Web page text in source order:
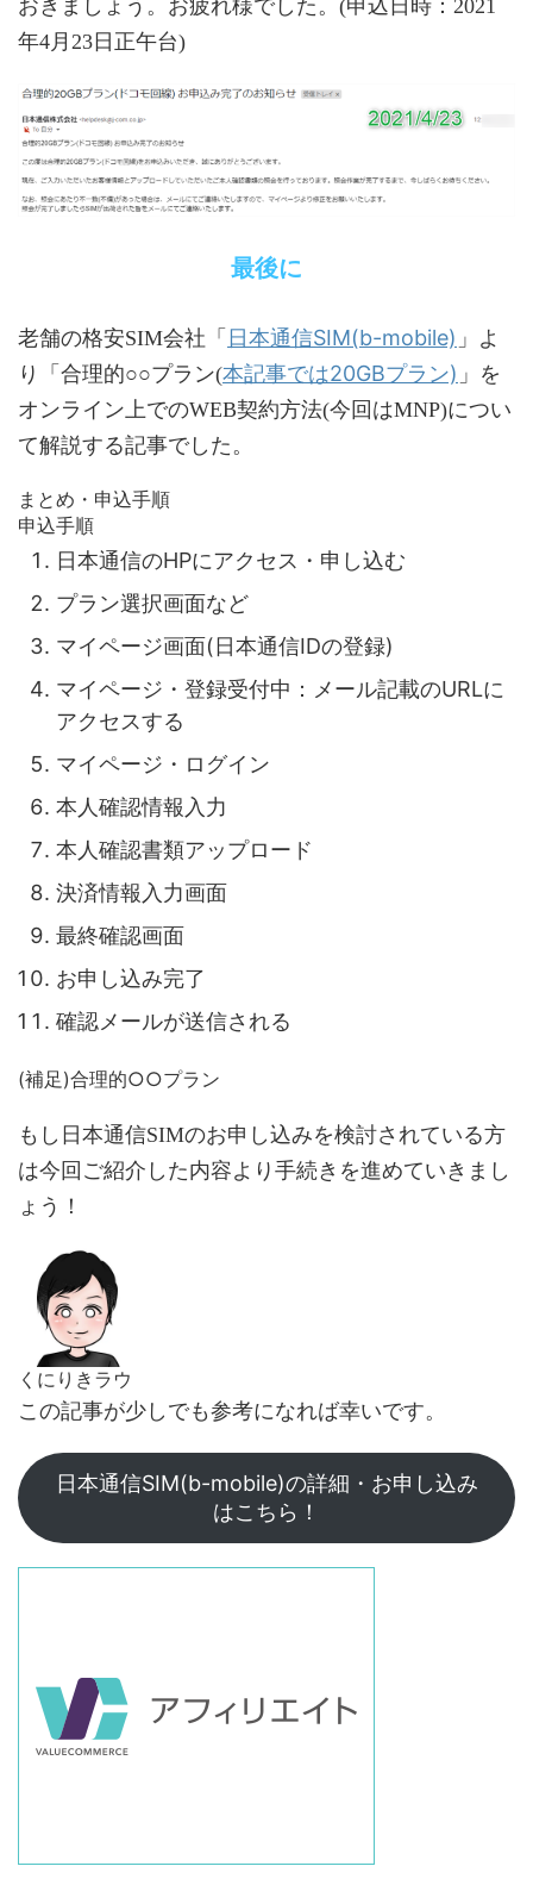
おきましょう。お疲れ様でした。(申込日時：2021
年4月23日正午台)
最後に
老舗の格安SIM会社「 日本通信SIM(b-mobile) 」よ
り「合理的○○プラン(本記事では20GBプラン) 」を
オンライン上でのWEB契約方法(今回はMNP)につい
て解説する記事でした。
まとめ・申込手順
申込手順
日本通信のHPにアクセス・申し込む
プラン選択画面など
マイページ画面(日本通信IDの登録)
マイページ・登録受付中：メール記載のURLに
アクセスする
マイページ・ログイン
本人確認情報入力
本人確認書類アップロード
決済情報入力画面
最終確認画面
お申し込み完了
確認メールが送信される
(補足)合理的○○プラン
もし日本通信SIMのお申し込みを検討されている方
は今回ご紹介した内容より手続きを進めていきまし
ょう！
くにりきラウ
この記事が少しでも参考になれば幸いです。
日本通信SIM(b-mobile)の詳細・お申し込み
はこちら！